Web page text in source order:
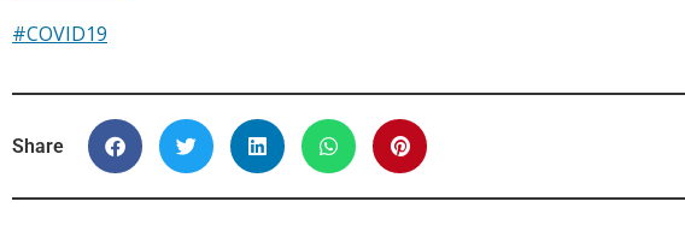
#COVID19
Share